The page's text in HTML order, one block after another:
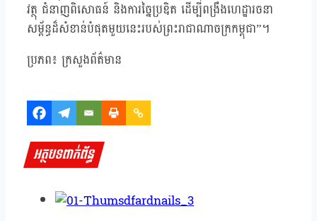
វត្ថុ ជំនាញពិសោធន៍ និងការច្នៃប្រឌិត ដើម្បីពង្រឹងហេដ្ឋារចនា
សម្ព័ន្ធដ៏សំខាន់បំផុតមួយនេះរបស់ព្រះរាជាណាចក្រកម្ពុជា”។
ប្រភព៖ ក្រសួងព័ត៌មាន
អត្ថបទពាក់ព័ន្ធ